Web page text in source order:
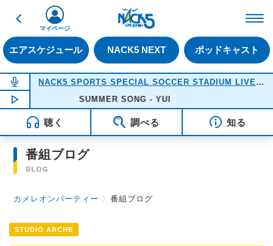
戻る
エアスケジュール NACK5 NEXT ポッドキャスト
マイページ
NOW ON AIR
NACK5 SPORTS SPECIAL SOCCER STADIUM LIVE 2026
NOW PLAYING18:05
SUMMER SONG - YUI
聴く 調べる 知る
番組ブログ
BLOG
カメレオンパーティー 〉番組ブログ
STUDIO ARCHE